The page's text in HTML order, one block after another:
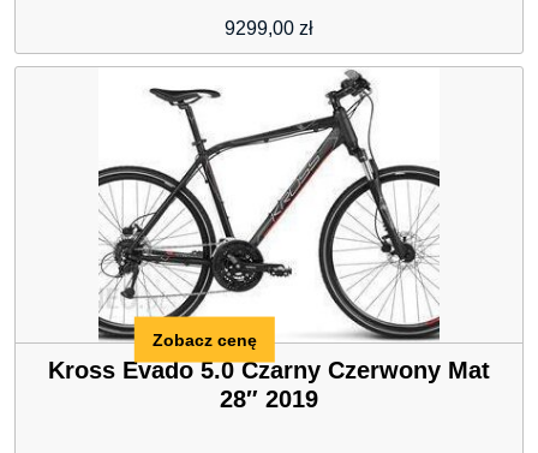
9299,00 zł
Kross Evado 5.0 Czarny Czerwony Mat
28″ 2019
Zobacz cenę